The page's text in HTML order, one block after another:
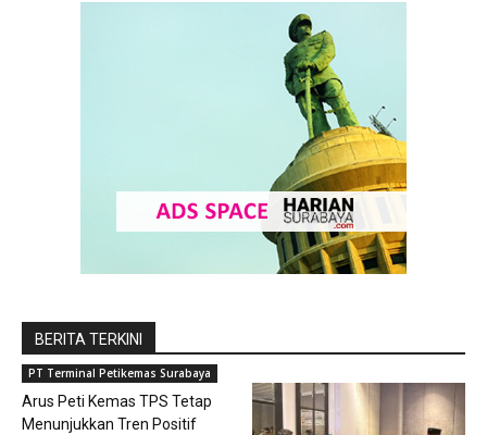
BERITA TERKINI
PT Terminal Petikemas Surabaya
Arus Peti Kemas TPS Tetap
Menunjukkan Tren Positif